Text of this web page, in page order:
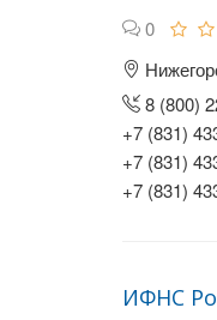
0
8 (800)
+7 (831)
+7 (831)
+7 (831)
ИФНС